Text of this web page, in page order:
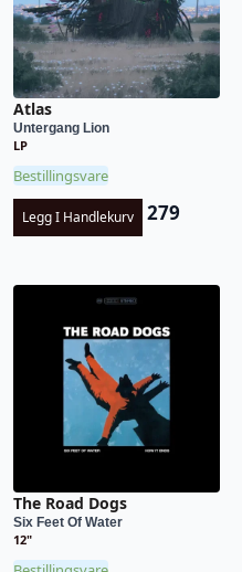
Atlas
Untergang Lion
LP
Bestillingsvare
Legg I Handlekurv 279
The Road Dogs
Six Feet Of Water
12"